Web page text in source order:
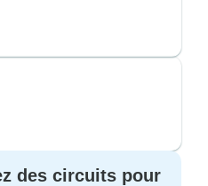
des circuits pour